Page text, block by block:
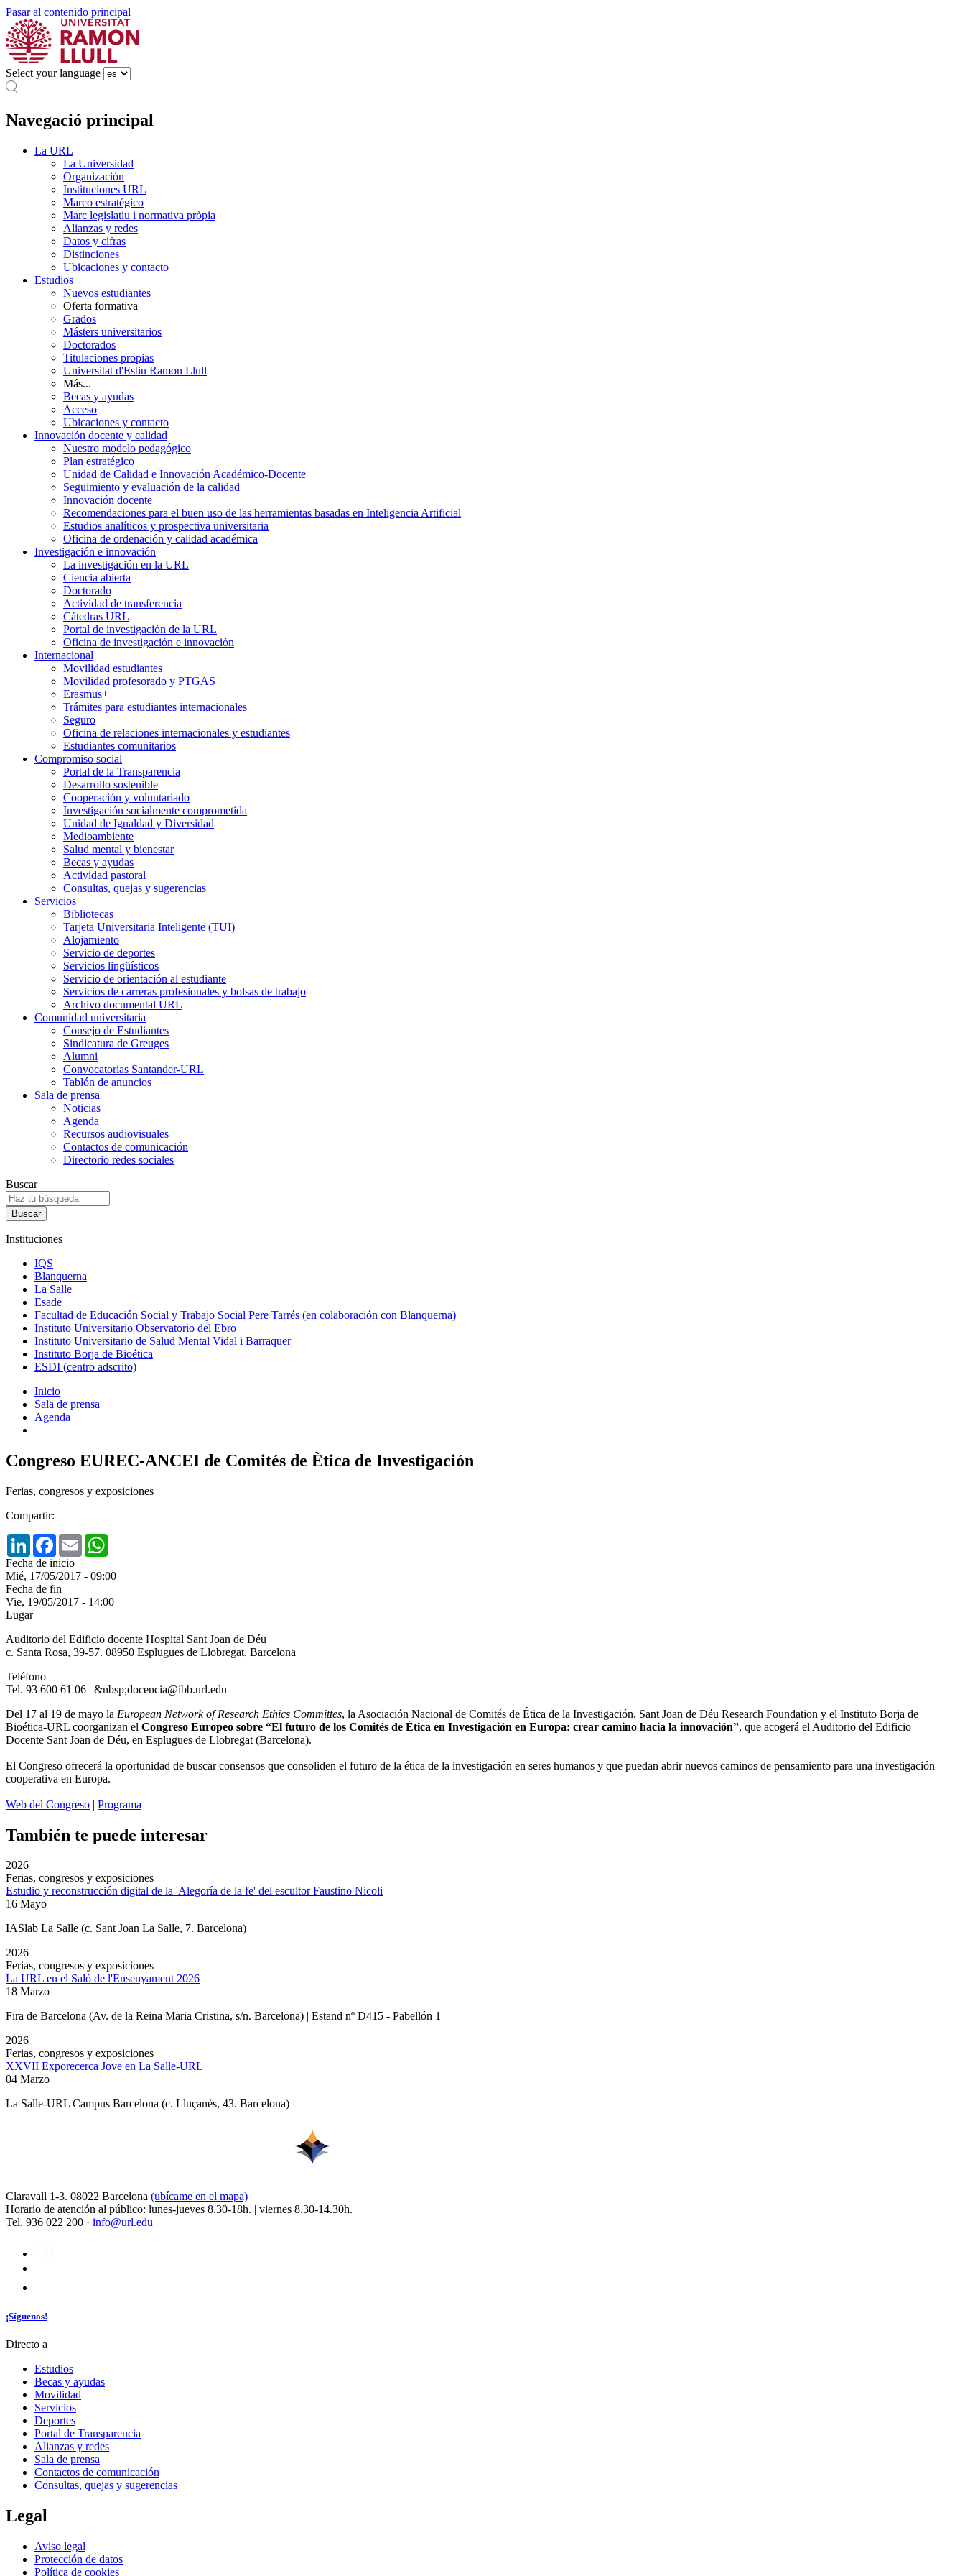
Pasar al contenido principal
Select your language
Navegació principal
La URL
La Universidad
Organización
Instituciones URL
Marco estratégico
Marc legislatiu i normativa pròpia
Alianzas y redes
Datos y cifras
Distinciones
Ubicaciones y contacto
Estudios
Nuevos estudiantes
Oferta formativa
Grados
Másters universitarios
Doctorados
Titulaciones propias
Universitat d'Estiu Ramon Llull
Más...
Becas y ayudas
Acceso
Ubicaciones y contacto
Innovación docente y calidad
Nuestro modelo pedagógico
Plan estratégico
Unidad de Calidad e Innovación Académico-Docente
Seguimiento y evaluación de la calidad
Innovación docente
Recomendaciones para el buen uso de las herramientas basadas en Inteligencia Artificial
Estudios analíticos y prospectiva universitaria
Oficina de ordenación y calidad académica
Investigación e innovación
La investigación en la URL
Ciencia abierta
Doctorado
Actividad de transferencia
Cátedras URL
Portal de investigación de la URL
Oficina de investigación e innovación
Internacional
Movilidad estudiantes
Movilidad profesorado y PTGAS
Erasmus+
Trámites para estudiantes internacionales
Seguro
Oficina de relaciones internacionales y estudiantes
Estudiantes comunitarios
Compromiso social
Portal de la Transparencia
Desarrollo sostenible
Cooperación y voluntariado
Investigación socialmente comprometida
Unidad de Igualdad y Diversidad
Medioambiente
Salud mental y bienestar
Becas y ayudas
Actividad pastoral
Consultas, quejas y sugerencias
Servicios
Bibliotecas
Tarjeta Universitaria Inteligente (TUI)
Alojamiento
Servicio de deportes
Servicios lingüísticos
Servicio de orientación al estudiante
Servicios de carreras profesionales y bolsas de trabajo
Archivo documental URL
Comunidad universitaria
Consejo de Estudiantes
Sindicatura de Greuges
Alumni
Convocatorias Santander-URL
Tablón de anuncios
Sala de prensa
Noticias
Agenda
Recursos audiovisuales
Contactos de comunicación
Directorio redes sociales
Buscar
Instituciones
IQS
Blanquerna
La Salle
Esade
Facultad de Educación Social y Trabajo Social Pere Tarrés (en colaboración con Blanquerna)
Instituto Universitario Observatorio del Ebro
Instituto Universitario de Salud Mental Vidal i Barraquer
Instituto Borja de Bioética
ESDI (centro adscrito)
Inicio
Sala de prensa
Agenda
Congreso EUREC-ANCEI de Comités de Ètica de Investigación
Ferias, congresos y exposiciones
Compartir:
LinkedInFacebook
Email
Fecha de inicio
Mié, 17/05/2017 - 09:00
Fecha de fin
Vie, 19/05/2017 - 14:00
Lugar
Auditorio del Edificio docente Hospital Sant Joan de Déu
c. Santa Rosa, 39-57. 08950 Esplugues de Llobregat, Barcelona
Teléfono
Tel. 93 600 61 06 | &nbsp;docencia@ibb.url.edu
Del 17 al 19 de mayo la European Network of Research Ethics Committes, la Asociación Nacional de Comités de Ética de la Investigación, Sant Joan de Déu Research Foundation y el Instituto Borja de
Bioética-URL coorganizan el Congreso Europeo sobre “El futuro de los Comités de Ética en Investigación en Europa: crear camino hacia la innovación”, que acogerá el Auditorio del Edificio
Docente Sant Joan de Déu, en Esplugues de Llobregat (Barcelona).
El Congreso ofrecerá la oportunidad de buscar consensos que consoliden el futuro de la ética de la investigación en seres humanos y que puedan abrir nuevos caminos de pensamiento para una investigación
cooperativa en Europa.
Web del Congreso | Programa
También te puede interesar
2026
Ferias, congresos y exposiciones
Estudio y reconstrucción digital de la 'Alegoría de la fe' del escultor Faustino Nicoli
16 Mayo
IASlab La Salle (c. Sant Joan La Salle, 7. Barcelona)
2026
Ferias, congresos y exposiciones
La URL en el Saló de l'Ensenyament 2026
18 Marzo
Fira de Barcelona (Av. de la Reina Maria Cristina, s/n. Barcelona) | Estand nº D415 - Pabellón 1
2026
Ferias, congresos y exposiciones
XXVII Exporecerca Jove en La Salle-URL
04 Marzo
La Salle-URL Campus Barcelona (c. Lluçanès, 43. Barcelona)
Claravall 1-3. 08022 Barcelona (ubícame en el mapa)
Horario de atención al público: lunes-jueves 8.30-18h. | viernes 8.30-14.30h.
Tel. 936 022 200 · info@url.edu
¡Síguenos!
Directo a
Estudios
Becas y ayudas
Movilidad
Servicios
Deportes
Portal de Transparencia
Alianzas y redes
Sala de prensa
Contactos de comunicación
Consultas, quejas y sugerencias
Legal
Aviso legal
Protección de datos
Política de cookies